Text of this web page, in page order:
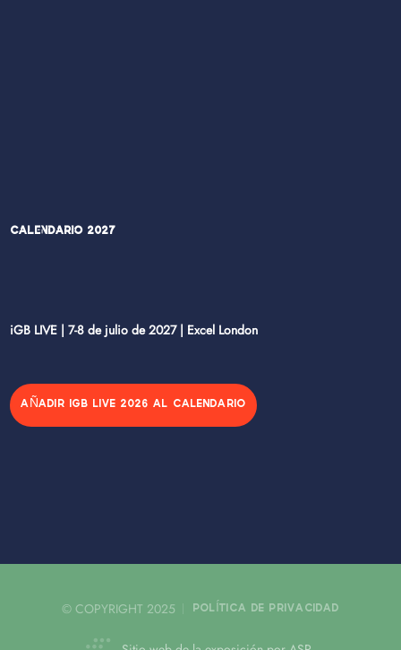
Calendario 2027
iGB LIVE | 7-8 de julio de 2027 | Excel London
AÑADIR IGB LIVE 2026 AL CALENDARIO
© COPYRIGHT 2025 POLÍTICA DE PRIVACIDAD